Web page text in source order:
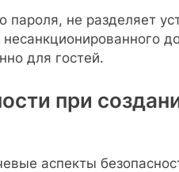
не разделяет
для гостей.
при
аспекты